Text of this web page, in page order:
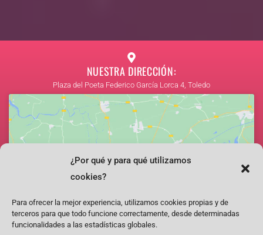
¿Por qué y para qué utilizamos
cookies?
Para ofrecer la mejor experiencia, utilizamos cookies propias y de
terceros para que todo funcione correctamente, desde determinadas
funcionalidades a las estadísticas globales.
NUESTRA DIRECCIÓN:
Plaza del Poeta Federico García Lorca 4, Toledo
Haz clic para aceptar cookies de marketing y